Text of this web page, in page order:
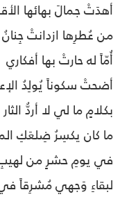
أهدَتْ جمالَ بهائها
من عُطرِها ازدانتْ جِنانُ
أُمّاً له حارتْ بها أفكاري
أضحتْ سكوناً يُولِدُ
بكلامٍ ما لي لا أردُّ الثار
ما كان يكسِرُ ضِلعَكِ
في يومِ حشرٍ من لهيبِ
لبقاءِ وَجهي مُشرِقاً